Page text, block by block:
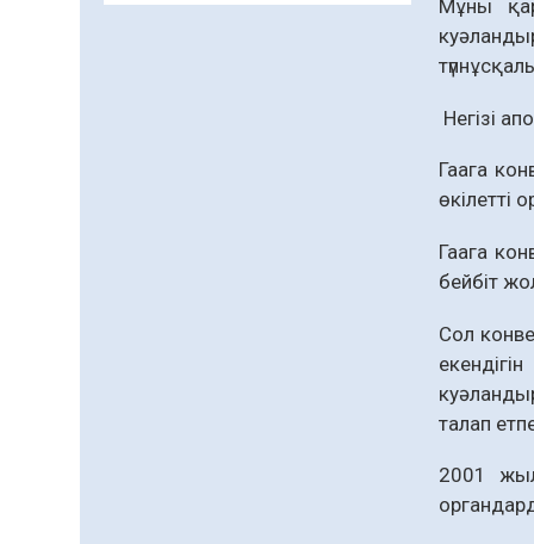
Мұны
Негізі
Гаага
өкілетті
Гаага
бейбіт
Сол
талап
2001